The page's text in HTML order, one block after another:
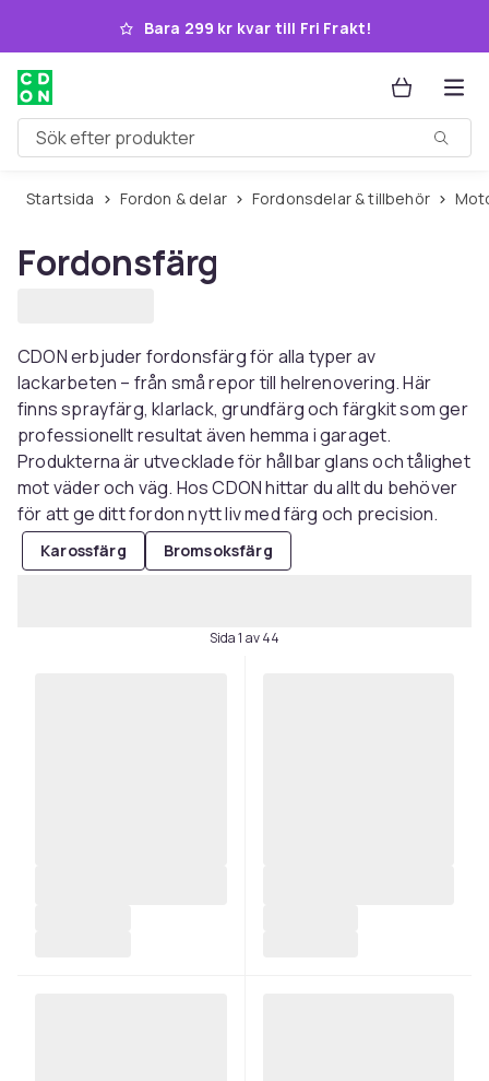
Hoppa till huvudinnehållet
Bara 299 kr kvar till Fri Frakt!
Sök efter produkter
Startsida Fordon & delar Fordonsdelar & tillbehör
Fordonsfärg
CDON erbjuder fordonsfärg för alla typer av
lackarbeten – från små repor till helrenovering. Här
finns sprayfärg, klarlack, grundfärg och färgkit som ger
professionellt resultat även hemma i garaget.
Produkterna är utvecklade för hållbar glans och tålighet
mot väder och väg. Hos CDON hittar du allt du behöver
för att ge ditt fordon nytt liv med färg och precision.
Karossfärg Bromsoksfärg
Sida 1 av 44